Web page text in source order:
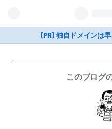
[PR] 独自ドメインは
このブログ